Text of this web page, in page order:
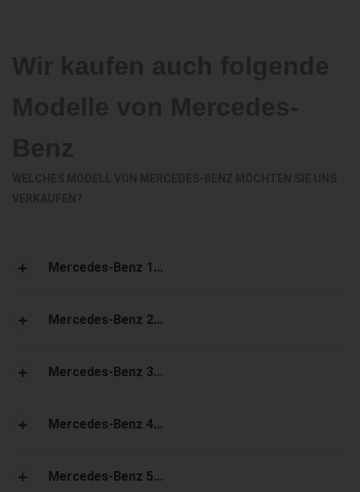
Mercedes-Benz 1...
Mercedes-Benz 2...
Mercedes-Benz 3...
Mercedes-Benz 4...
Mercedes-Benz 5...